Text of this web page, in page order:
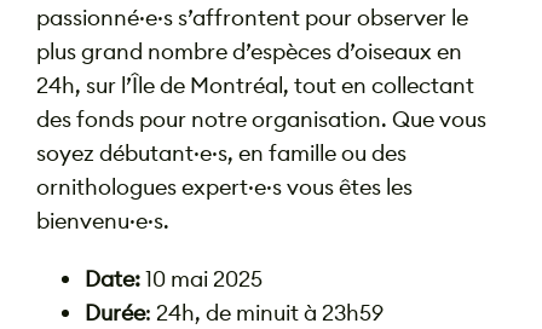
passionné·e·s s’affrontent pour observer le
plus grand nombre d’espèces d’oiseaux en
24h, sur l’Île de Montréal, tout en collectant
des fonds pour notre organisation. Que vous
soyez débutant·e·s, en famille ou des
ornithologues expert·e·s vous êtes les
bienvenu·e·s.
Date:10 mai 2025
Durée: 24h, de minuit à 23h59